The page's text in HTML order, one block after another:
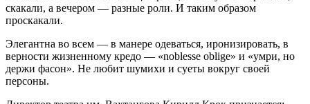
скакали, а вечером — разные роли. И таким образом
проскакали.
Элегантна во всем — в манере одеваться, иронизировать, в
верности жизненному кредо — «noblesse oblige» и «умри, но
держи фасон». Не любит шумихи и суеты вокруг своей
персоны.